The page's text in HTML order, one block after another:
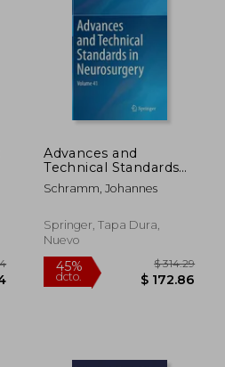
Advances and
Technical Standards
in Neurosurgery,
Volume 41 (en Inglés)
Schramm, Johannes
Springer, Tapa Dura,
Nuevo